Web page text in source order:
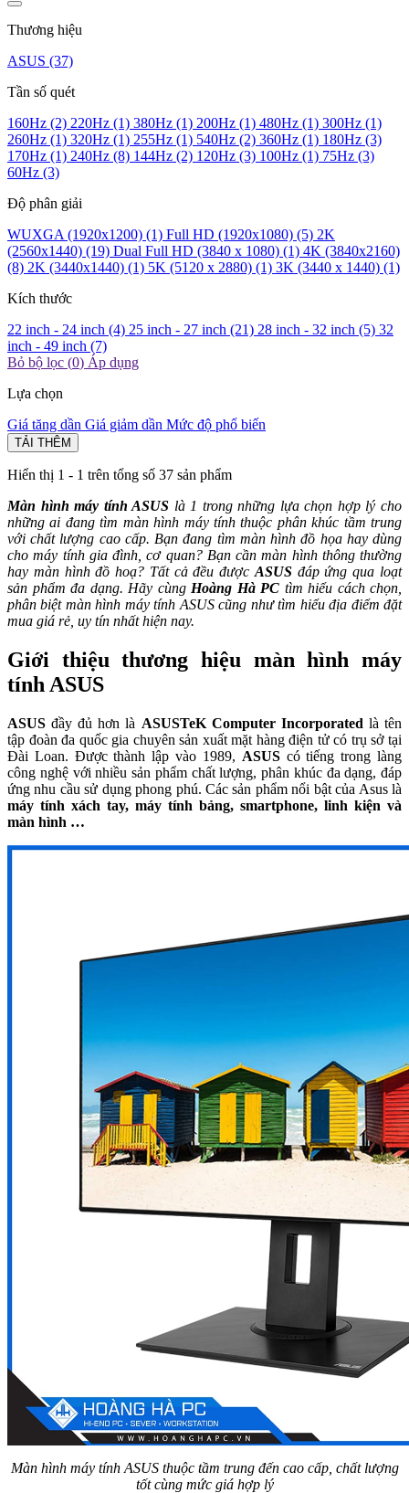
Thương hiệu
ASUS (37)
Tần số quét
160Hz (2) 220Hz (1) 380Hz (1) 200Hz (1) 480Hz (1) 300Hz (1)
260Hz (1) 320Hz (1) 255Hz (1) 540Hz (2) 360Hz (1) 180Hz (3)
170Hz (1) 240Hz (8) 144Hz (2) 120Hz (3) 100Hz (1) 75Hz (3)
60Hz (3)
Độ phân giải
WUXGA (1920x1200) (1) Full HD (1920x1080) (5) 2K
(2560x1440) (19) Dual Full HD (3840 x 1080) (1) 4K (3840x2160)
(8) 2K (3440x1440) (1) 5K (5120 x 2880) (1) 3K (3440 x 1440) (1)
Kích thước
22 inch - 24 inch (4) 25 inch - 27 inch (21) 28 inch - 32 inch (5) 32
inch - 49 inch (7)
Bỏ bộ lọc (0) Áp dụng
Lựa chọn
Giá tăng dần Giá giảm dần Mức độ phổ biến
TẢI THÊM
Hiển thị 1 - 1 trên tổng số 37 sản phẩm
Màn hình máy tính ASUS là 1 trong những lựa chọn hợp lý cho
những ai đang tìm màn hình máy tính thuộc phân khúc tầm trung
với chất lượng cao cấp. Bạn đang tìm màn hình đồ họa hay dùng
cho máy tính gia đình, cơ quan? Bạn cần màn hình thông thường
hay màn hình đồ hoạ? Tất cả đều được ASUSđáp ứng qua loạt
sản phẩm đa dạng. Hãy cùng Hoàng Hà PC tìm hiểu cách chọn,
phân biệt màn hình máy tính ASUS cũng như tìm hiểu địa điểm đặt
mua giá rẻ, uy tín nhất hiện nay.
Giới thiệu thương hiệu màn hình máy
tính ASUS
ASUS đầy đủ hơn là ASUSTeK Computer Incorporated là tên
tập đoàn đa quốc gia chuyên sản xuất mặt hàng điện tử có trụ sở tại
Đài Loan. Được thành lập vào 1989, ASUScó tiếng trong làng
công nghệ với nhiều sản phẩm chất lượng, phân khúc đa dạng, đáp
ứng nhu cầu sử dụng phong phú. Các sản phẩm nổi bật của Asus là
máy tính xách tay, máy tính bảng, smartphone, linh kiện và
màn hình …
Màn hình máy tính ASUS thuộc tầm trung đến cao cấp, chất lượng
tốt cùng mức giá hợp lý